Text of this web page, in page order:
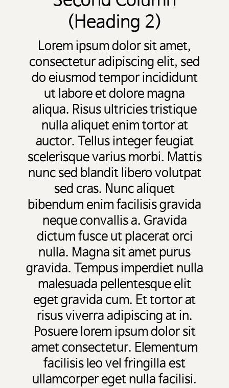
(Heading 2)
Lorem ipsum dolor sit amet,
consectetur adipiscing elit, sed
do eiusmod tempor incididunt
ut labore et dolore magna
aliqua. Risus ultricies tristique
nulla aliquet enim tortor at
auctor. Tellus integer feugiat
scelerisque varius morbi. Mattis
nunc sed blandit libero volutpat
sed cras. Nunc aliquet
bibendum enim facilisis gravida
neque convallis a. Gravida
dictum fusce ut placerat orci
nulla. Magna sit amet purus
gravida. Tempus imperdiet nulla
malesuada pellentesque elit
eget gravida cum. Et tortor at
risus viverra adipiscing at in.
Posuere lorem ipsum dolor sit
amet consectetur. Elementum
facilisis leo vel fringilla est
ullamcorper eget nulla facilisi.